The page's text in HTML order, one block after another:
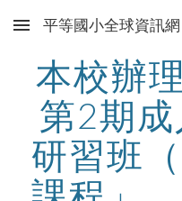
Skip to main content
平等國小全球資訊網
本校辦
第2期
研習班